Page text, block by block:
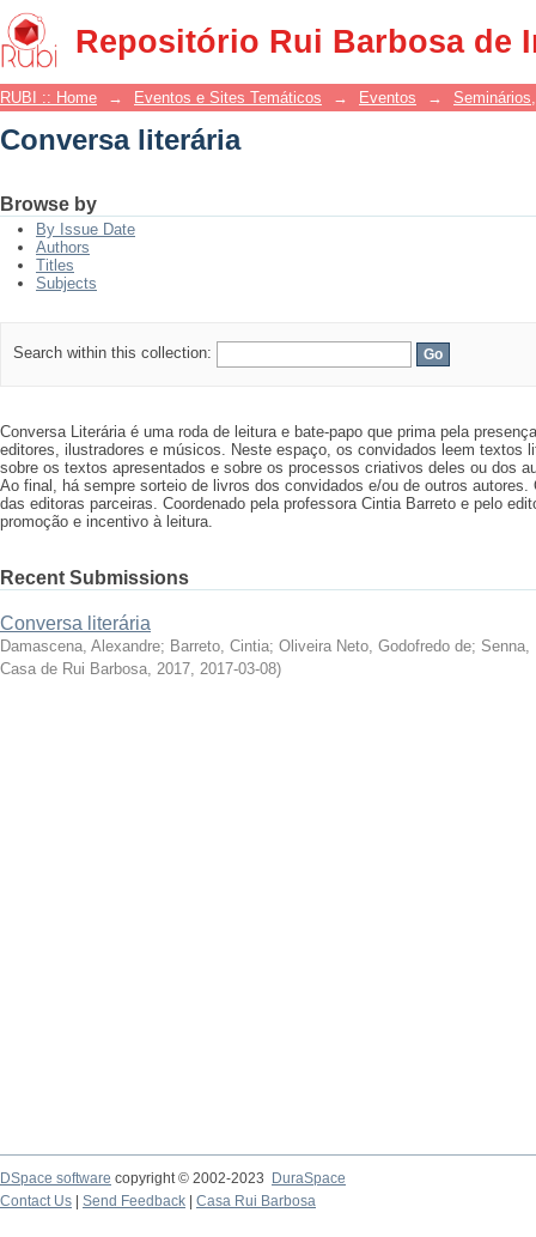
Repositório Rui Barbosa de
Conversa literária
RUBI :: Home → Eventos e Sites Temáticos → Eventos →
Conversa literária
Browse by
By Issue Date
Authors
Titles
Subjects
Search within this collection:
Conversa Literária é uma roda de leitura e bate-papo que prima pela
editores, ilustradores e músicos. Neste espaço, os convidados leem textos
sobre os textos apresentados e sobre os processos criativos deles ou dos
Ao final, há sempre sorteio de livros dos convidados e/ou de outros
das editoras parceiras. Coordenado pela professora Cintia Barreto e pelo
promoção e incentivo à leitura.
Recent Submissions
Conversa literária
Damascena, Alexandre; Barreto, Cintia; Oliveira Neto, Godofredo de; Senna,
Casa de Rui Barbosa, 2017, 2017-03-08)
DSpace software copyright © 2002-2023
DuraSpace
Contact Us
Send Feedback Casa Rui Barbosa